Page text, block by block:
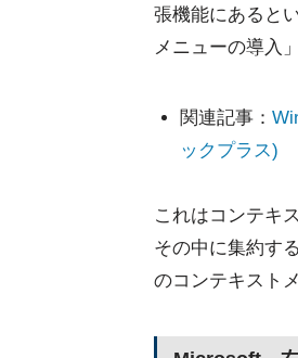
張機能にあると
メニューの導入
関連記事：
ックプラス)
これはコンテキ
その中に集約す
のコンテキスト